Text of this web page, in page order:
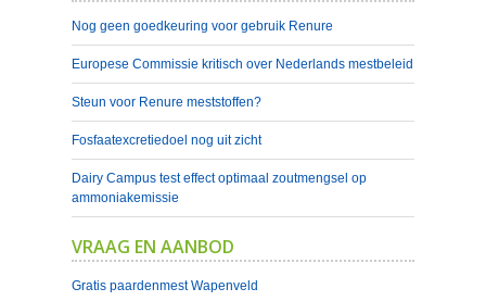
Nog geen goedkeuring voor gebruik Renure
Europese Commissie kritisch over Nederlands mestbeleid
Steun voor Renure meststoffen?
Fosfaatexcretiedoel nog uit zicht
Dairy Campus test effect optimaal zoutmengsel op
ammoniakemissie
VRAAG EN AANBOD
Gratis paardenmest Wapenveld